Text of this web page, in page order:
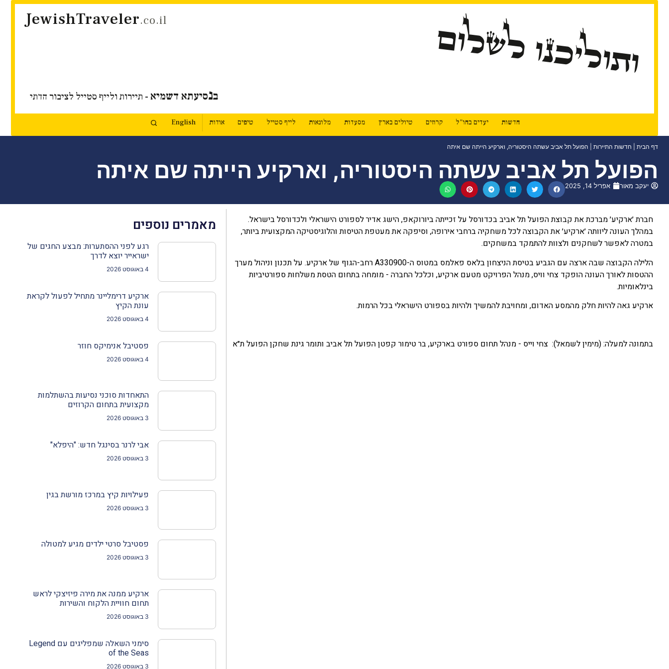
JewishTraveler.co.il ותוליכנו לשלום
בנסיעתא דשמיא - תיירות ולייף סטייל לציבור הדתי
חדשות יעדים בחו"ל קרוזים טיולים בארץ מסעדות מלונאות לייף סטייל טיפים אודות English
דף הבית חדשות התיירות הפועל תל אביב עשתה היסטוריה, וארקיע הייתה שם איתה
הפועל תל אביב עשתה היסטוריה, וארקיע הייתה שם איתה
יעקב מאור אפריל 14, 2025
חברת ׳ארקיע׳ מברכת את קבוצת הפועל תל אביב בכדורסל על זכייתה ביורוקאפ, הישג אדיר לספורט הישראלי ולכדורסל בישראל.
במהלך העונה ליוותה ׳ארקיע׳ את הקבוצה לכל משחקיה ברחבי אירופה, וסיפקה את מעטפת הטיסות והלוגיסטיקה המקצועית ביותר,
במטרה לאפשר לשחקנים ולצוות להתמקד במשחקים.
הלילה הקבוצה שבה ארצה עם הגביע בטיסת הניצחון בלאס פאלמס במטוס ה-A330900 רחב-הגוף של ארקיע. על תכנון וניהול מערך
ההטסות לאורך העונה הופקד צחי וויס, מנהל הפרויקט מטעם ארקיע, וכלכל החברה - מומחה בתחום הטסת משלחות ספורטיביות
בינלאומיות.
ארקיע גאה להיות חלק מהמסע האדום, ומחויבת להמשיך ולהיות בספורט הישראלי בכל הרמות.
בתמונה למעלה: (מימין לשמאל): צחי וייס - מנהל תחום ספורט בארקיע, בר טימור קפטן הפועל תל אביב ותומר גינת שחקן הפועל ת״א
מאמרים נוספים
רגע לפני ההסתערות: מבצע החגים של
ישראייר יוצא לדרך
4 באוגוסט 2026
ארקיע דרימליינר מתחיל לפעול לקראת
עונת הקיץ
4 באוגוסט 2026
פסטיבל אנימיקס חוזר
4 באוגוסט 2026
התאחדות סוכני נסיעות בהשתלמות
מקצועית בתחום הקרוזים
3 באוגוסט 2026
אבי לרנר בסינגל חדש: "היפלא"
3 באוגוסט 2026
פעילויות קיץ במרכז מורשת בגין
3 באוגוסט 2026
פסטיבל סרטי ילדים מגיע למטולה
3 באוגוסט 2026
ארקיע ממנה את מירה פיזיצקי לראש
תחום חוויית הלקוח והשירות
3 באוגוסט 2026
סימני השאלה שמפליגים עם Legend
of the Seas
3 באוגוסט 2026